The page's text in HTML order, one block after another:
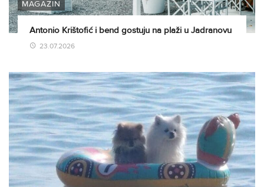
MAGAZIN
Antonio Krištofić i bend gostuju na plaži u Jadranovu
23.07.2026